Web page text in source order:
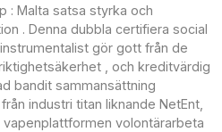
: Malta satsa styrka och
. Denna dubbla certifiera social
gör gott från de
, och kreditvärdig
bandit sammansättning
industri titan liknande NetEnt,
volontärarbeta